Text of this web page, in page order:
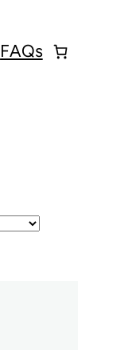
FAQs